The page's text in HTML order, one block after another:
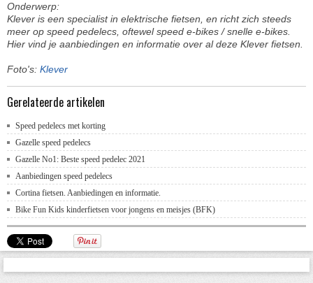
Onderwerp:
Klever is een specialist in elektrische fietsen, en richt zich steeds
meer op speed pedelecs, oftewel speed e-bikes / snelle e-bikes.
Hier vind je aanbiedingen en informatie over al deze Klever fietsen.
Foto's: Klever
Gerelateerde artikelen
Speed pedelecs met korting
Gazelle speed pedelecs
Gazelle No1: Beste speed pedelec 2021
Aanbiedingen speed pedelecs
Cortina fietsen. Aanbiedingen en informatie.
Bike Fun Kids kinderfietsen voor jongens en meisjes (BFK)